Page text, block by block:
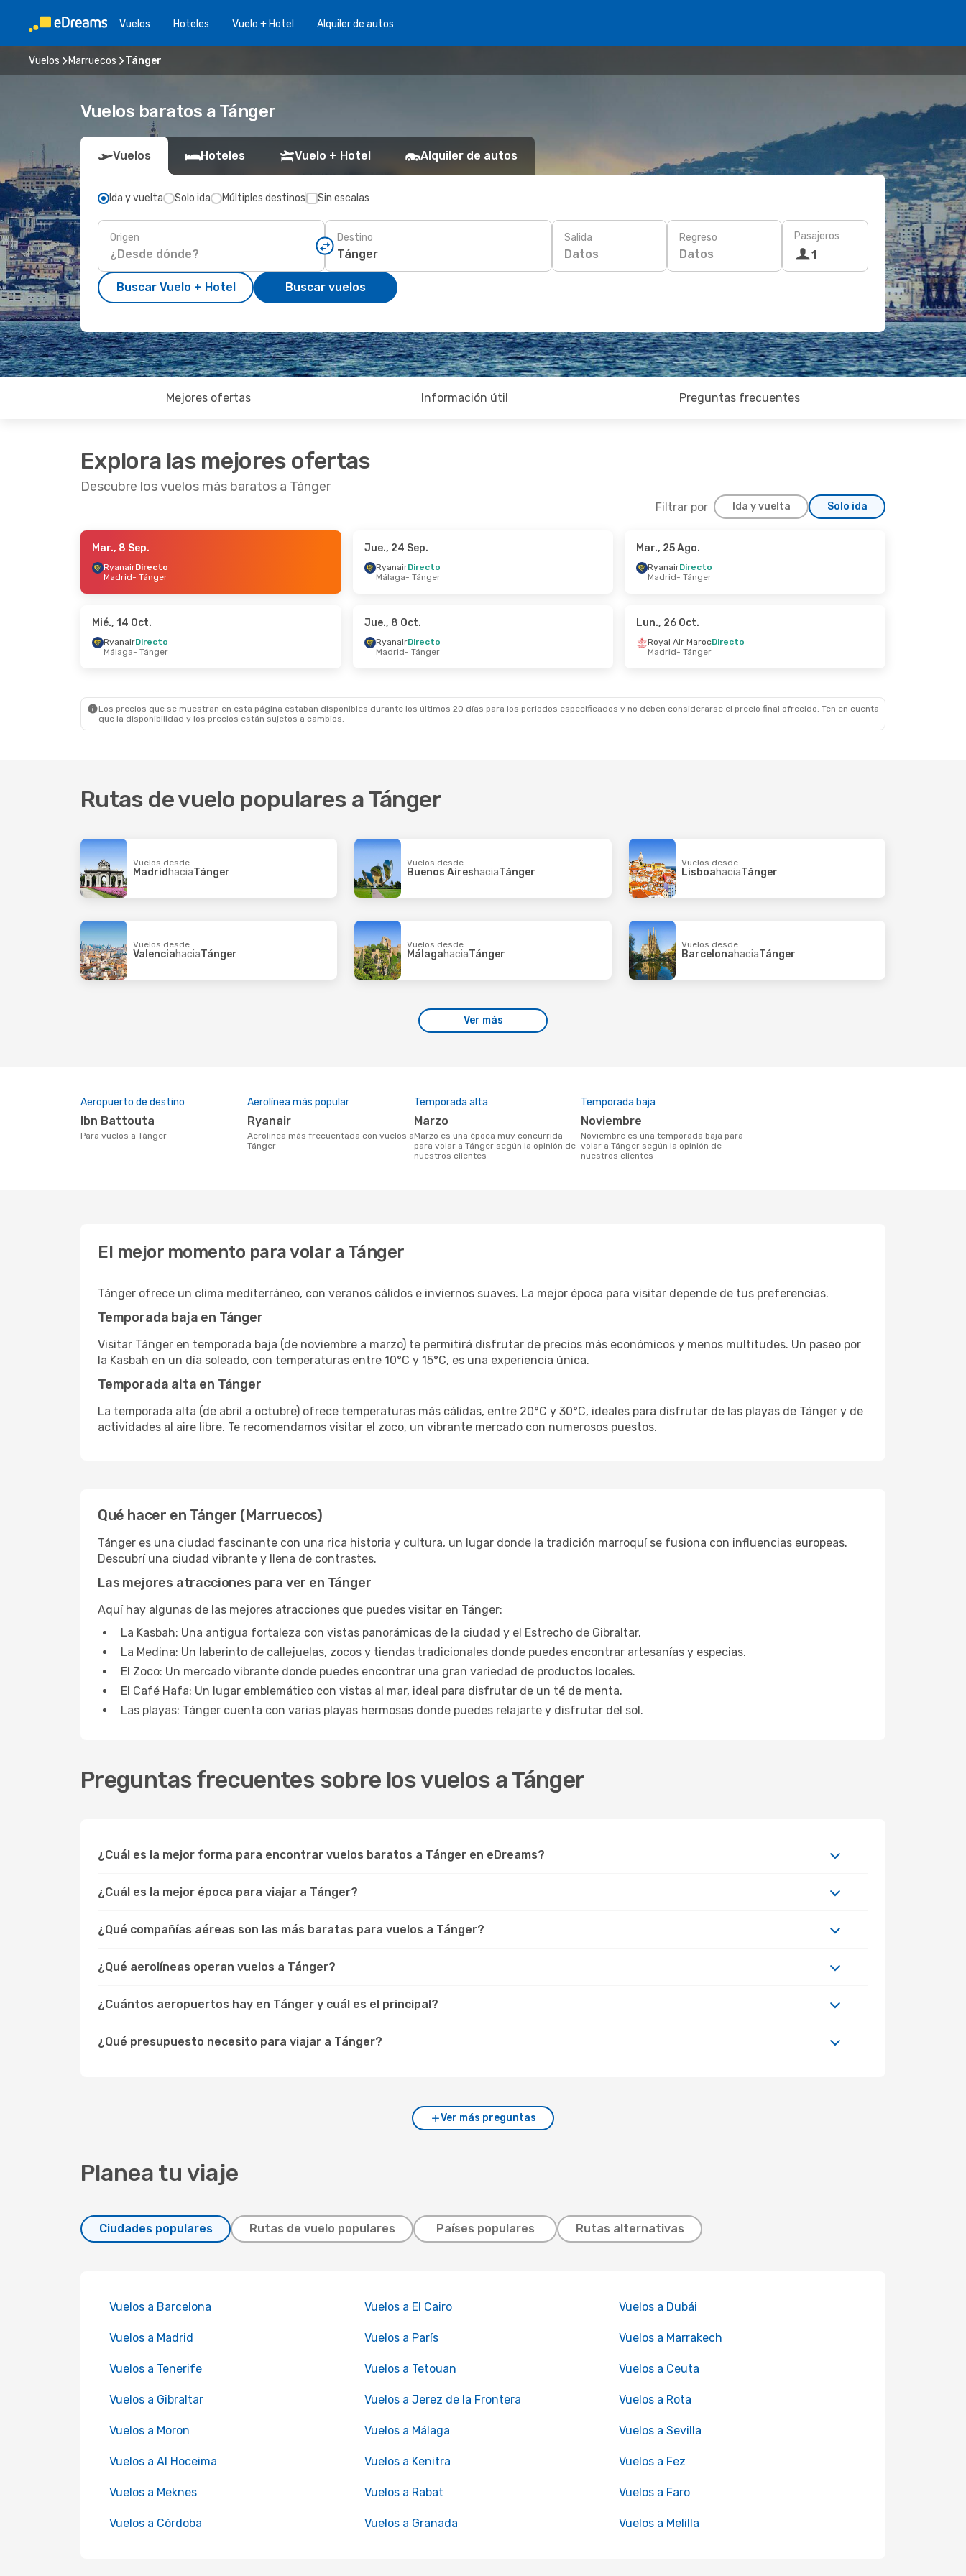
Vuelos Hoteles Vuelo + Hotel Alquiler de autos
Vuelos Marruecos Tánger
Vuelos baratos a Tánger
Vuelos Hoteles Vuelo + Hotel Alquiler de autos
Ida y vuelta Solo ida Múltiples destinos Sin escalas
Origen Destino Salida
Datos
Regreso
Datos
Pasajeros
1
Buscar Vuelo + Hotel Buscar vuelos
Mejores ofertas Información útil Preguntas frecuentes
Explora las mejores ofertas
Descubre los vuelos más baratos a Tánger
Filtrar por Ida y vuelta Solo ida
- Jue., 15 Oct.
- Tánger
- Mié., 7 Oct.
- Tánger
- Mié., 28 Oct.
- Vie., 18 Sep.
- Madrid
- Dom., 13 Sep.
Tánger
- Madrid
Mar., 8 Sep.
RyanairDirecto
Madrid- Tánger
Jue., 24 Sep.
RyanairDirecto
Málaga- Tánger
Mar., 25 Ago.
RyanairDirecto
Madrid- Tánger
Mié., 14 Oct.
RyanairDirecto
Málaga- Tánger
Jue., 8 Oct.
RyanairDirecto
Madrid- Tánger
Lun., 26 Oct.
Royal Air MarocDirecto
Madrid- Tánger
Los precios que se muestran en esta página estaban disponibles durante los últimos 20 días para los periodos especificados y no deben considerarse el precio final ofrecido. Ten en cuenta
que la disponibilidad y los precios están sujetos a cambios.
Rutas de vuelo populares a Tánger
Vuelos desde
Madrid haciaTánger
Vuelos desde
Buenos AireshaciaTánger
Vuelos desde
LisboahaciaTánger
Vuelos desde
ValenciahaciaTánger
Vuelos desde
MálagahaciaTánger
Vuelos desde
BarcelonahaciaTánger
Ver más
Aeropuerto de destino
Ibn Battouta
Para vuelos a Tánger
Aerolínea más popular
Ryanair
Aerolínea más frecuentada con vuelos a
Tánger
Temporada alta
marzo
marzo es una época muy concurrida
para volar a Tánger según la opinión de
nuestros clientes
Temporada baja
noviembre
noviembre es una temporada baja para
volar a Tánger según la opinión de
nuestros clientes
El mejor momento para volar a Tánger
Tánger ofrece un clima mediterráneo, con veranos cálidos e inviernos suaves. La mejor época para visitar depende de tus preferencias.
Temporada baja en Tánger
Visitar Tánger en temporada baja (de noviembre a marzo) te permitirá disfrutar de precios más económicos y menos multitudes. Un paseo por
la Kasbah en un día soleado, con temperaturas entre 10°C y 15°C, es una experiencia única.
Temporada alta en Tánger
La temporada alta (de abril a octubre) ofrece temperaturas más cálidas, entre 20°C y 30°C, ideales para disfrutar de las playas de Tánger y de
actividades al aire libre. Te recomendamos visitar el zoco, un vibrante mercado con numerosos puestos.
Qué hacer en Tánger (Marruecos)
Tánger es una ciudad fascinante con una rica historia y cultura, un lugar donde la tradición marroquí se fusiona con influencias europeas.
Descubrí una ciudad vibrante y llena de contrastes.
Las mejores atracciones para ver en Tánger
Aquí hay algunas de las mejores atracciones que puedes visitar en Tánger:
La Kasbah: Una antigua fortaleza con vistas panorámicas de la ciudad y el Estrecho de Gibraltar.
La Medina: Un laberinto de callejuelas, zocos y tiendas tradicionales donde puedes encontrar artesanías y especias.
El Zoco: Un mercado vibrante donde puedes encontrar una gran variedad de productos locales.
El Café Hafa: Un lugar emblemático con vistas al mar, ideal para disfrutar de un té de menta.
Las playas: Tánger cuenta con varias playas hermosas donde puedes relajarte y disfrutar del sol.
Preguntas frecuentes sobre los vuelos a Tánger
¿Cuál es la mejor forma para encontrar vuelos baratos a Tánger en eDreams?
¿Cuál es la mejor época para viajar a Tánger?
¿Qué compañías aéreas son las más baratas para vuelos a Tánger?
¿Qué aerolíneas operan vuelos a Tánger?
¿Cuántos aeropuertos hay en Tánger y cuál es el principal?
¿Qué presupuesto necesito para viajar a Tánger?
Ver más preguntas
Planea tu viaje
Ciudades populares Rutas de vuelo populares Países populares Rutas alternativas
Vuelos a Barcelona Vuelos a El Cairo Vuelos a Dubái
Vuelos a Madrid Vuelos a París Vuelos a Marrakech
Vuelos a Tenerife Vuelos a Tetouan Vuelos a Ceuta
Vuelos a Gibraltar Vuelos a Jerez de la Frontera Vuelos a Rota
Vuelos a Moron Vuelos a Málaga Vuelos a Sevilla
Vuelos a Al Hoceima Vuelos a Kenitra Vuelos a Fez
Vuelos a Meknes Vuelos a Rabat Vuelos a Faro
Vuelos a Córdoba Vuelos a Granada Vuelos a Melilla